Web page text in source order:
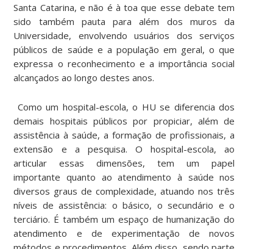
Santa Catarina, e não é à toa que esse debate tem
sido também pauta para além dos muros da
Universidade, envolvendo usuários dos serviços
públicos de saúde e a população em geral, o que
expressa o reconhecimento e a importância social
alcançados ao longo destes anos.
Como um hospital-escola, o HU se diferencia dos
demais hospitais públicos por propiciar, além de
assistência à saúde, a formação de profissionais, a
extensão e a pesquisa. O hospital-escola, ao
articular essas dimensões, tem um papel
importante quanto ao atendimento à saúde nos
diversos graus de complexidade, atuando nos três
níveis de assistência: o básico, o secundário e o
terciário. É também um espaço de humanização do
atendimento e de experimentação de novos